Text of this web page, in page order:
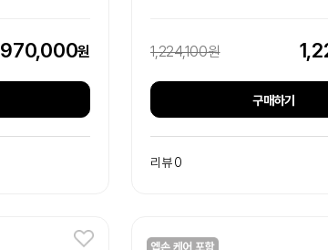
970,000원 1,224,100원
구매하기
리뷰 0